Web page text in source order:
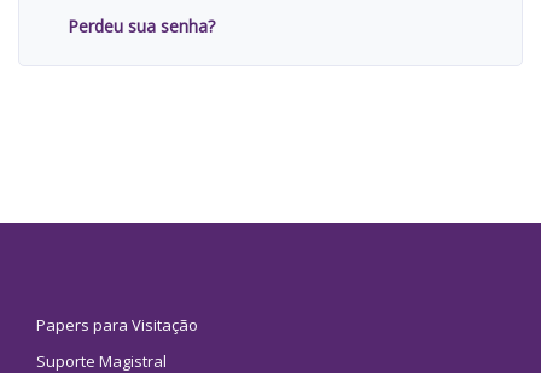
Perdeu sua senha?
Papers para Visitação
Suporte Magistral